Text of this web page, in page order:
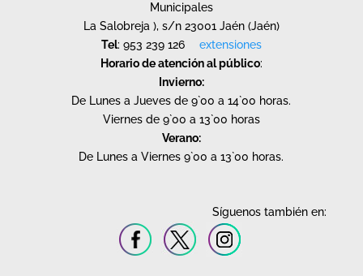
Municipales
La Salobreja ), s/n 23001 Jaén (Jaén)
Tel: 953 239 126
extensiones
Horario de atención al público:
Invierno:
De Lunes a Jueves de 9`00 a 14`00 horas.
Viernes de 9`00 a 13`00 horas
Verano:
De Lunes a Viernes 9`00 a 13`00 horas.
Síguenos también en: